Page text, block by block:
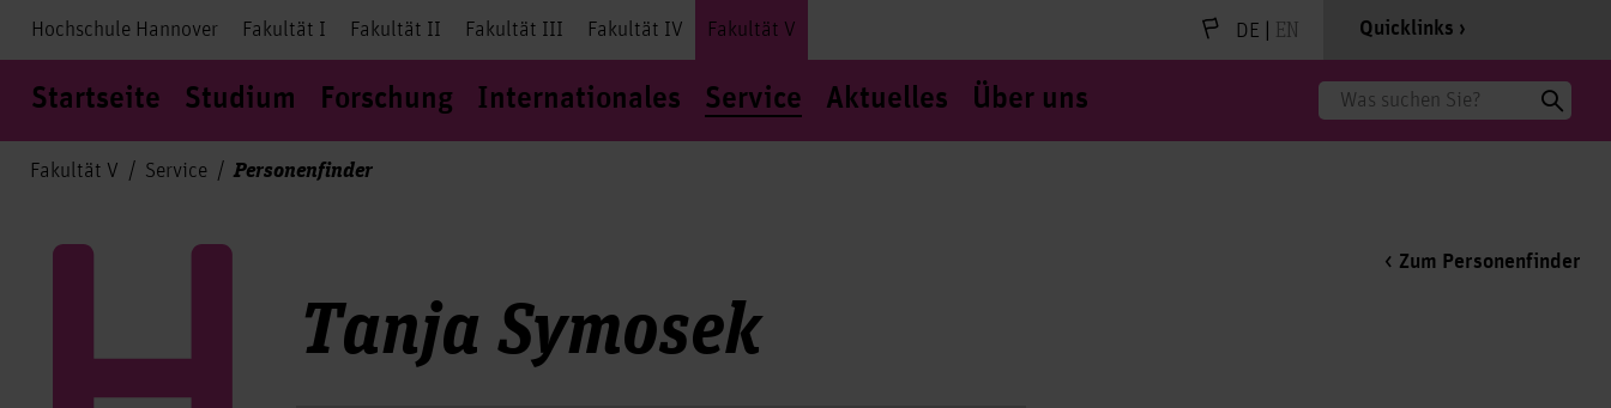
Hochschule Hannover Fakultät I Fakultät II Fakultät III Fakultät IV Fakultät V DE | EN Quicklinks
Startseite Studium Forschung Internationales Service Aktuelles Über uns Suche
Fakultät V Service Personenfinder
Zum Personenfinder
Tanja Symosek